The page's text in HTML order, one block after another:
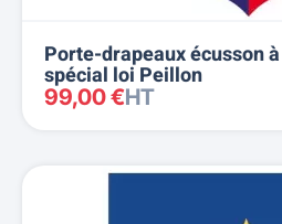
Porte-drapeaux écusson
spécial loi Peillon
99,00 €HT